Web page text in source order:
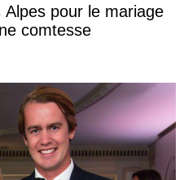
pour le mariage
comtesse